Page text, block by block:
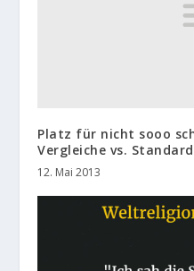
Platz für nicht sooo
Vergleiche vs.
12. Mai 2013